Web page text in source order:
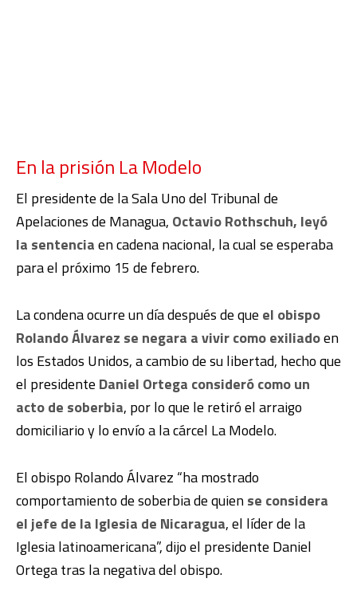
En la prisión La Modelo
El presidente de la Sala Uno del Tribunal de
Apelaciones de Managua, Octavio Rothschuh, leyó
la sentenciaen cadena nacional, la cual se esperaba
para el próximo 15 de febrero.
La condena ocurre un día después de que el obispo
Rolando Álvarez se negara a vivir como exiliadoen
los Estados Unidos, a cambio de su libertad, hecho que
el presidente Daniel Ortega consideró como un
acto de soberbia, por lo que le retiró el arraigo
domiciliario y lo envío a la cárcel La Modelo.
El obispo Rolando Álvarez “ha mostrado
comportamiento de soberbia de quiense considera
el jefe de la Iglesia de Nicaragua, el líder de la
Iglesia latinoamericana”, dijo el presidente Daniel
Ortega tras la negativa del obispo.